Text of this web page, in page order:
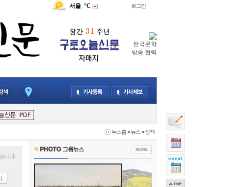
서울 °C 로그인
한국문학
방송 협력
뉴스홈>뉴스>정책
니다.